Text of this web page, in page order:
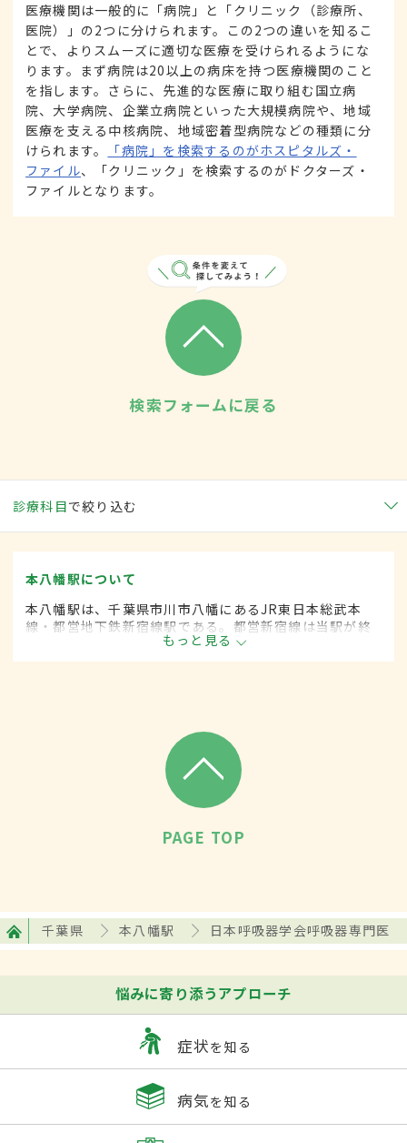
医療機関は一般的に「病院」と「クリニック（診療所、
医院）」の2つに分けられます。この2つの違いを知るこ
とで、よりスムーズに適切な医療を受けられるようにな
ります。まず病院は20以上の病床を持つ医療機関のこと
を指します。さらに、先進的な医療に取り組む国立病
院、大学病院、企業立病院といった大規模病院や、地域
医療を支える中核病院、地域密着型病院などの種類に分
けられます。
「病院」を検索するのがホスピタルズ・
ファイル、「クリニック」を検索するのがドクターズ・
ファイルとなります。
検索フォームに戻る
診療科目で絞り込む
本八幡駅について
本八幡駅は、千葉県市川市八幡にあるJR東日本総武本
線・都営地下鉄新宿線駅である。都営新宿線は当駅が終
着駅であり、かつJR総武本線との接続駅となっている。
周辺には金融機関・行政機関・商業施設が立ち並び、多
もっと見る
PAGE TOP
千葉県 本八幡駅 日本呼吸器学会呼吸器専門医
悩みに寄り添うアプローチ
症状を知る
病気を知る